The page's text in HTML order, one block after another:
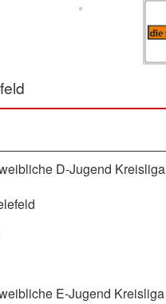
D-Jugend Kreisliga
E-Jugend Kreisliga